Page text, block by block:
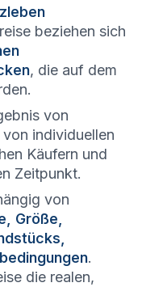
beziehen sich
, die auf dem
von
individuellen
Käufern und
Zeitpunkt.
von
Größe,
.
die realen,